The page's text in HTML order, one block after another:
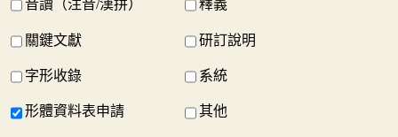
音讀（注音/漢拼） 釋義
關鍵文獻 研訂說明
字形收錄 系統
形體資料表申請 其他